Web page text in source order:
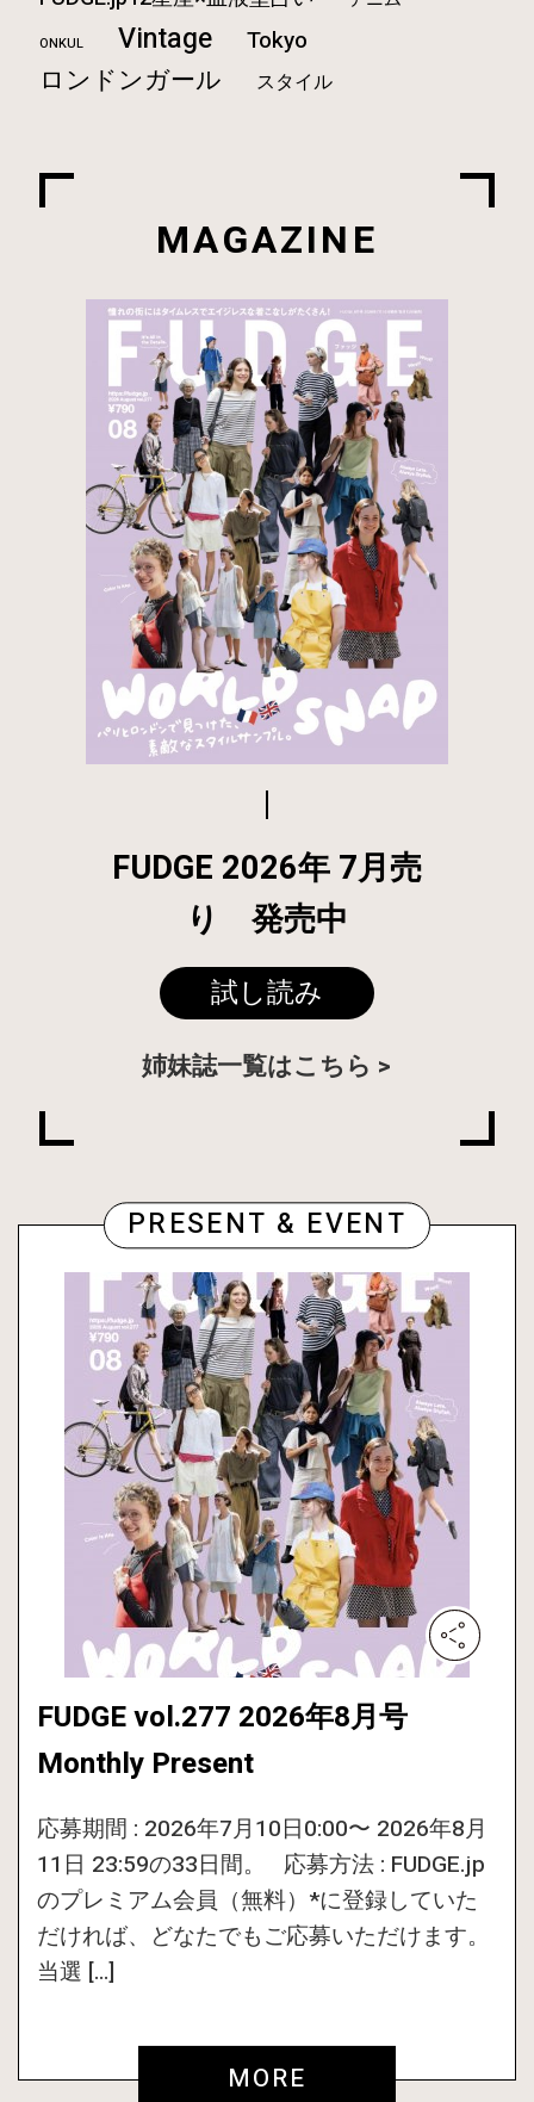
ONKUL Vintage Tokyo
ロンドンガール スタイル
MAGAZINE
FUDGE 2026年 7月売
り 発売中
試し読み
姉妹誌一覧はこちら
PRESENT & EVENT
FUDGE vol.277 2026年8月号
Monthly Present
応募期間 : 2026年7月10日0:00〜 2026年8月
11日 23:59の33日間。 応募方法 : FUDGE.jp
のプレミアム会員（無料）*に登録していた
だければ、どなたでもご応募いただけます。
当選 […]
MORE